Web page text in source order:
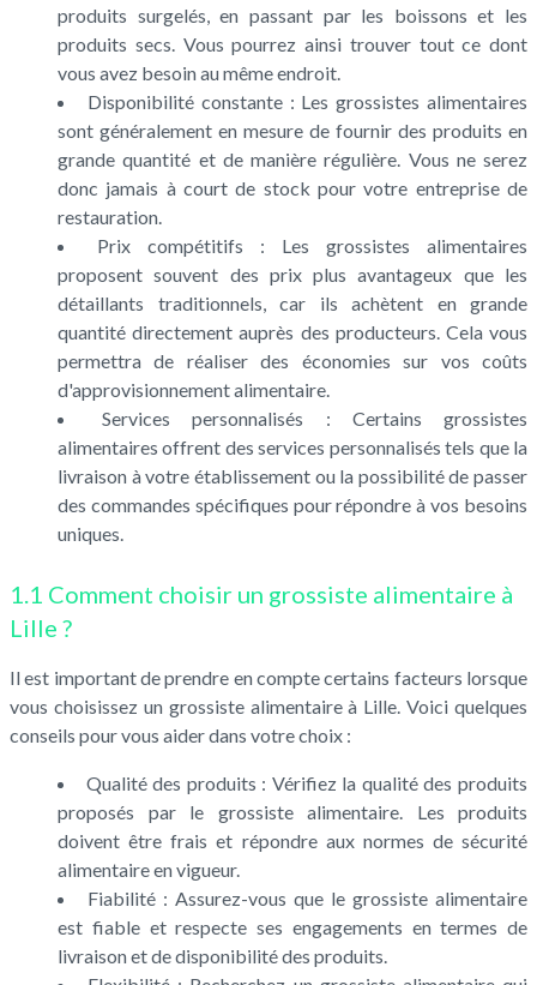
produits surgelés, en passant par les boissons et les
produits secs. Vous pourrez ainsi trouver tout ce dont
vous avez besoin au même endroit.
Disponibilité constante : Les grossistes alimentaires
sont généralement en mesure de fournir des produits en
grande quantité et de manière régulière. Vous ne serez
donc jamais à court de stock pour votre entreprise de
restauration.
Prix compétitifs : Les grossistes alimentaires
proposent souvent des prix plus avantageux que les
détaillants traditionnels, car ils achètent en grande
quantité directement auprès des producteurs. Cela vous
permettra de réaliser des économies sur vos coûts
d'approvisionnement alimentaire.
Services personnalisés : Certains grossistes
alimentaires offrent des services personnalisés tels que la
livraison à votre établissement ou la possibilité de passer
des commandes spécifiques pour répondre à vos besoins
uniques.
1.1 Comment choisir un grossiste alimentaire à
Lille ?
Il est important de prendre en compte certains facteurs lorsque
vous choisissez un grossiste alimentaire à Lille. Voici quelques
conseils pour vous aider dans votre choix :
Qualité des produits : Vérifiez la qualité des produits
proposés par le grossiste alimentaire. Les produits
doivent être frais et répondre aux normes de sécurité
alimentaire en vigueur.
Fiabilité : Assurez-vous que le grossiste alimentaire
est fiable et respecte ses engagements en termes de
livraison et de disponibilité des produits.